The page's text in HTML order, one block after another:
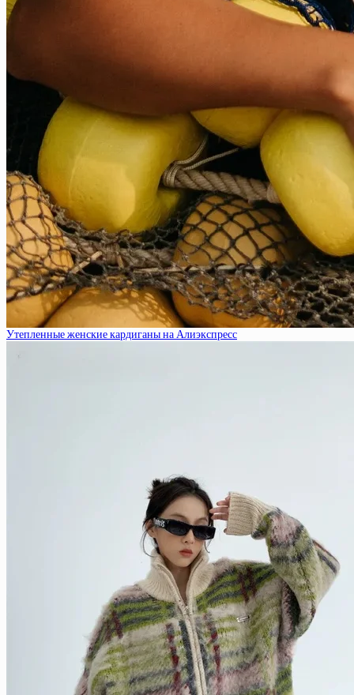
Утепленные женские кардиганы на Алиэкспресс